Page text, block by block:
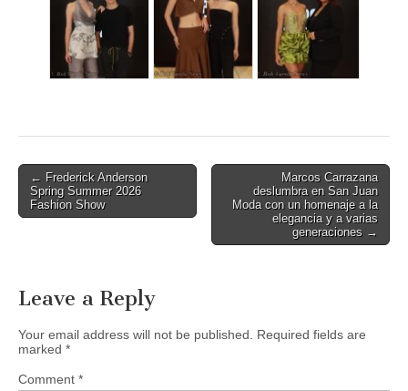
Post
navigation
← Frederick Anderson
Spring Summer 2026
Fashion Show
Marcos Carrazana
deslumbra en San Juan
Moda con un homenaje a la
elegancia y a varias
generaciones →
Leave a Reply
Your email address will not be published. Required fields are
marked *
Comment *